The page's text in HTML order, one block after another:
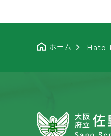
ホーム Hato-